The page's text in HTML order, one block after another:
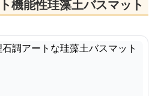
機能性珪藻土バスマット